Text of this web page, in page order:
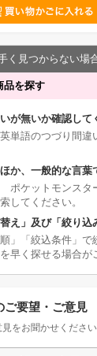
く見つからない場
品を探す
が無いか確認して
単語のつづり間違
か、一般的な言葉
ケットモンスタ
してください。
え」及び「絞り込
」「絞込条件」で
早く探せる場合が
ご要望・ご意見
をお聞かせください